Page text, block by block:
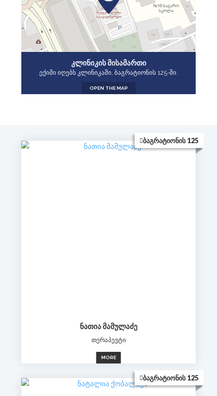
ᲙᲚᲘᲜᲘᲙᲘᲡ ᲛᲘᲡᲐᲛᲐᲠᲗᲘ
ექიმი იღებს კლინიკაში, ბაგრატიონის 125-ში.
OPEN THE MAP
ᲑᲐᲒᲠᲐᲢᲘᲝᲜᲘᲡ 125
ᲜᲐᲗᲘᲐ ᲛᲐᲛᲣᲚᲐᲫᲔ
თერაპევტი
MORE
ᲑᲐᲒᲠᲐᲢᲘᲝᲜᲘᲡ 125